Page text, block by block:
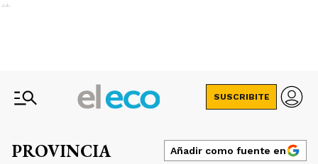
Ads
SUSCRIBITE
PROVINCIA Añadir como fuente en